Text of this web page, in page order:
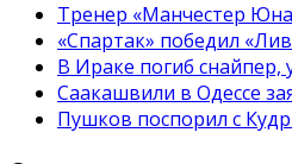
Тренер «Манчестер
«Спартак» победил
В Ираке погиб
Саакашвили в Одессе
Пушков поспорил с